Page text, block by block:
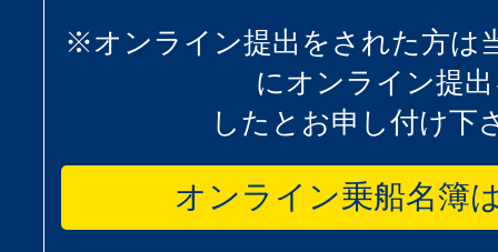
※オンライン提出をされた方は
にオンライン提
したとお申し付け下
オンライン乗船名簿